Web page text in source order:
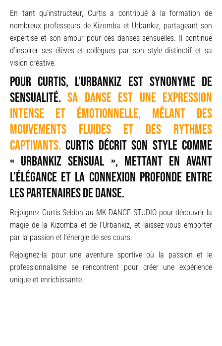
En tant qu’instructeur, Curtis a contribué à la formation de
nombreux professeurs de Kizomba et Urbankiz, partageant son
expertise et son amour pour ces danses sensuelles. Il continue
d’inspirer ses élèves et collègues par son style distinctif et sa
vision créative.
Pour Curtis, l’Urbankiz est synonyme de
sensualité. Sa danse est une expression
intense et émotionnelle, mêlant des
mouvements fluides et des rythmes
captivants. Curtis décrit son style comme
« Urbankiz sensual », mettant en avant
l’élégance et la connexion profonde entre
les partenaires de danse.
Rejoignez Curtis Seldon au MK DANCE STUDIO pour découvrir la
magie de la Kizomba et de l’Urbankiz, et laissez-vous emporter
par la passion et l’énergie de ses cours.
Rejoignez-la pour une aventure sportive où la passion et le
professionnalisme se rencontrent pour créer une expérience
unique et enrichissante.